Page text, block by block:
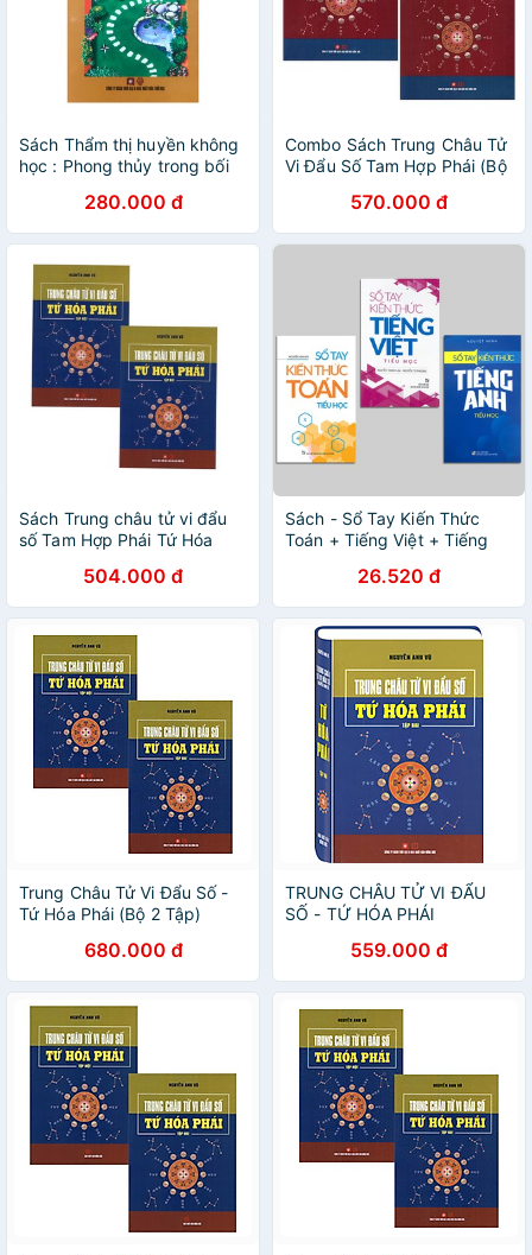
Sách Thẩm thị huyền không
học : Phong thủy trong bối
280.000 đ
Combo Sách Trung Châu Tử
Vi Đẩu Số Tam Hợp Phái (Bộ
570.000 đ
Sách Trung châu tử vi đẩu
số Tam Hợp Phái Tứ Hóa
504.000 đ
Sách - Sổ Tay Kiến Thức
Toán + Tiếng Việt + Tiếng
26.520 đ
Trung Châu Tử Vi Đẩu Số -
Tứ Hóa Phái (Bộ 2 Tập)
680.000 đ
TRUNG CHÂU TỬ VI ĐẨU
SỐ - TỨ HÓA PHÁI
559.000 đ